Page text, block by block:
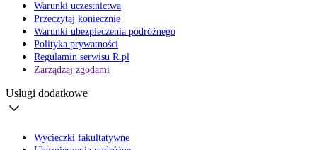
Warunki uczestnictwa
Przeczytaj koniecznie
Warunki ubezpieczenia podróżnego
Polityka prywatności
Regulamin serwisu R.pl
Zarządzaj zgodami
Usługi dodatkowe
Wycieczki fakultatywne